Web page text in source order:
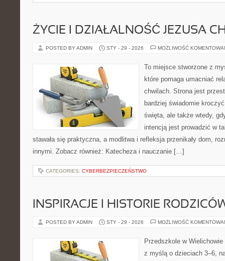
ŻYCIE I DZIAŁALNOŚĆ JEZUSA
POSTED BY ADMIN STY - 29 - 2026 MOŻLIWOŚĆ
To miejsce stworzone z
które pomaga umacniać
chwilach. Strona jest
bardziej świadomie
święta, ale także wtedy,
intencją jest prowadzić w
stawała się praktyczna, a modlitwa i refleksja przenikały dom,
innymi. Zobacz również: Katecheza i nauczanie […]
CATEGORIES: CYBERBEZPIECZEŃSTWO
INSPIRACJE I HISTORIE
POSTED BY ADMIN STY - 29 - 2026 MOŻLIWOŚĆ
Przedszkole w
z myślą o dzieciach 3–6,